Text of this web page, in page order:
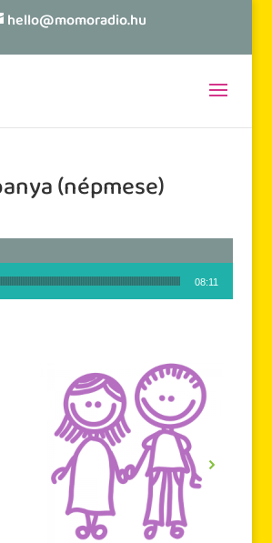
hello@momoradio.hu
(népmese)
08:11